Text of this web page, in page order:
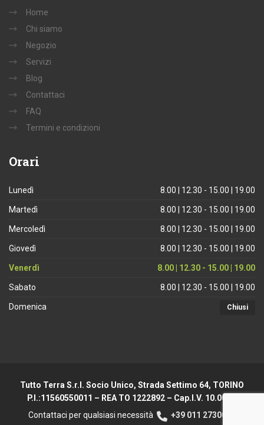
Home
Chi siamo
Negozio
Servizi
Blog
Contattaci
FAQ
Termini e condizioni
Orari
Lunedì 8.00 | 12.30 - 15.00 | 19.00
Martedì 8.00 | 12.30 - 15.00 | 19.00
Mercoledì 8.00 | 12.30 - 15.00 | 19.00
Giovedì 8.00 | 12.30 - 15.00 | 19.00
Venerdì 8.00 | 12.30 - 15.00 | 19.00
Sabato 8.00 | 12.30 - 15.00 | 19.00
Domenica Chiusi
Tutto Terra S.r.l. Socio Unico, Strada Settimo 64, TORINO
P.I.:11560550011 – REA TO 1222892 – Cap.I.V. 10.000 €
Contattaci per qualsiasi necessità
+39 011 2730044